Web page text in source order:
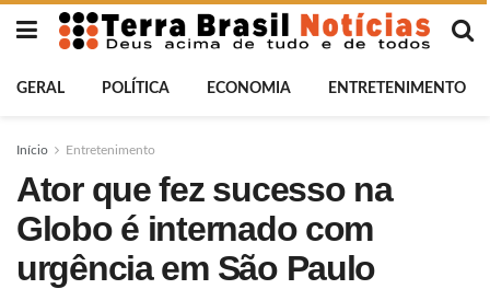
GERAL POLÍTICA ECONOMIA ENTRETENIMENTO
Início Entretenimento
Ator que fez sucesso na
Globo é internado com
urgência em São Paulo